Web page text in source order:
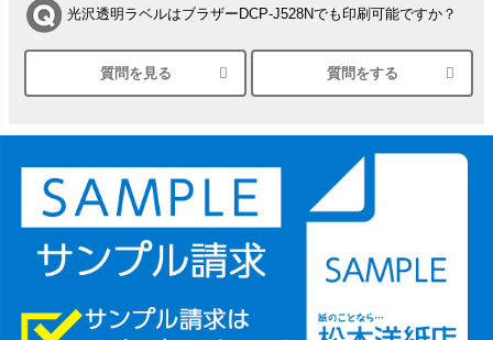
光沢透明ラベルはブラザーDCP-J528Nでも印刷可能ですか？
シルバーペーパーにEPSON EP-30VAで印刷するときの設定
は？
ーSC-P8050に対応してますか
塩ビのロール紙で離型紙が透明の商品はありますか
つや消し半透明ラベルのロールタイプはありますか？
質問を見る 質問をする